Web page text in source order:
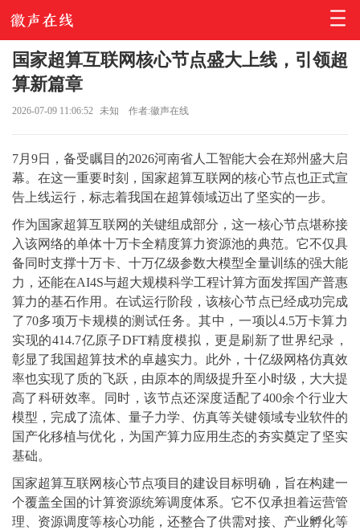
国家超算互联网核心节点盛大上线，引领超
算新篇章
2026-07-09 11:06:52 未知 作者:徽声在线
7月9日，备受瞩目的2026河南省人工智能大会在郑州盛大启
幕。在这一重要时刻，国家超算互联网的核心节点也正式宣
告上线运行，标志着我国在超算领域迈出了坚实的一步。
作为国家超算互联网的关键组成部分，这一核心节点堪称接
入该网络的单体十万卡全精度算力资源池的典范。它不仅具
备同时支撑十万卡、十万亿级参数大模型全量训练的强大能
力，还能在AI4S与超大规模科学工程计算方面发挥国产普惠
算力的基石作用。在试运行阶段，该核心节点已经成功完成
了70多项万卡规模的测试任务。其中，一项以4.5万卡算力
实现的414.7亿原子DFT精度模拟，更是刷新了世界纪录，
彰显了我国超算技术的卓越实力。此外，十亿级网格仿真效
率也实现了质的飞跃，由原本的周级提升至小时级，大大提
高了科研效率。同时，该节点还深度适配了400余个行业大
模型，完成了流体、量子力学、仿真等关键领域专业软件的
国产化移植与优化，为国产算力应用生态的夯实奠定了坚实
基础。
国家超算互联网核心节点项目的建设目标明确，旨在构建一
个覆盖全国的计算资源统筹调度体系。它不仅承担着运营管
理、资源调度等核心功能，还整合了供需对接、产业孵化等